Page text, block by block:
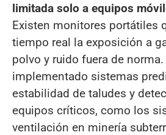
limitada solo a equipos
Existen monitores portátiles
tiempo real la exposición a
polvo y ruido fuera de
implementado sistemas
estabilidad de taludes y
equipos críticos, como los
ventilación en minería